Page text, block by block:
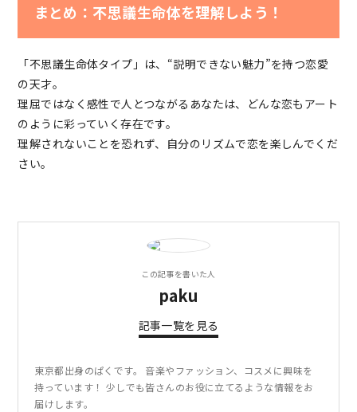
まとめ：不思議生命体を理解しよう！
「不思議生命体タイプ」は、“説明できない魅力”を持つ恋愛
の天才。
理屈ではなく感性で人とつながるあなたは、どんな恋もアート
のように彩っていく存在です。
理解されないことを恐れず、自分のリズムで恋を楽しんでくだ
さい。
この記事を書いた人
paku
記事一覧を見る
東京都出身のぱくです。 音楽やファッション、コスメに興味を
持っています！ 少しでも皆さんのお役に立てるような情報をお
届けします。